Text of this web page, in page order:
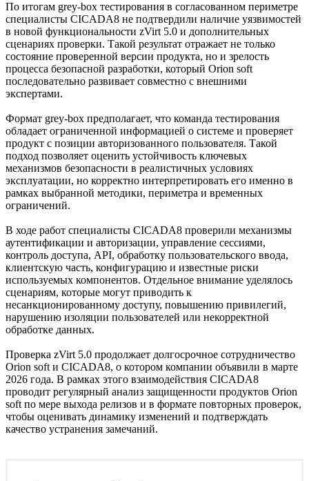
По итогам grey-box тестирования в согласованном периметре
специалисты CICADA8 не подтвердили наличие уязвимостей
в новой функциональности zVirt 5.0 и дополнительных
сценариях проверки. Такой результат отражает не только
состояние проверенной версии продукта, но и зрелость
процесса безопасной разработки, который Orion soft
последовательно развивает совместно с внешними
экспертами.
Формат grey-box предполагает, что команда тестирования
обладает ограниченной информацией о системе и проверяет
продукт с позиции авторизованного пользователя. Такой
подход позволяет оценить устойчивость ключевых
механизмов безопасности в реалистичных условиях
эксплуатации, но корректно интерпретировать его именно в
рамках выбранной методики, периметра и временных
ограничений.
В ходе работ специалисты CICADA8 проверили механизмы
аутентификации и авторизации, управление сессиями,
контроль доступа, API, обработку пользовательского ввода,
клиентскую часть, конфигурацию и известные риски
используемых компонентов. Отдельное внимание уделялось
сценариям, которые могут приводить к
несанкционированному доступу, повышению привилегий,
нарушению изоляции пользователей или некорректной
обработке данных.
Проверка zVirt 5.0 продолжает долгосрочное сотрудничество
Orion soft и CICADA8, о котором компании объявили в марте
2026 года. В рамках этого взаимодействия CICADA8
проводит регулярный анализ защищенности продуктов Orion
soft по мере выхода релизов и в формате повторных проверок,
чтобы оценивать динамику изменений и подтверждать
качество устранения замечаний.